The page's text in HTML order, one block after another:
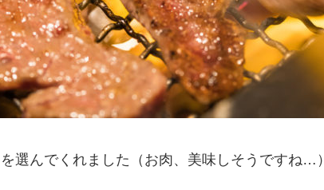
選んでくれました（お肉、美味しそうですね…）